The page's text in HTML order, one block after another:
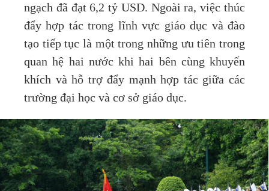
ngạch đã đạt 6,2 tỷ USD. Ngoài ra, việc thúc
đẩy hợp tác trong lĩnh vực giáo dục và đào
tạo tiếp tục là một trong những ưu tiên trong
quan hệ hai nước khi hai bên cùng khuyến
khích và hỗ trợ đẩy mạnh hợp tác giữa các
trường đại học và cơ sở giáo dục.